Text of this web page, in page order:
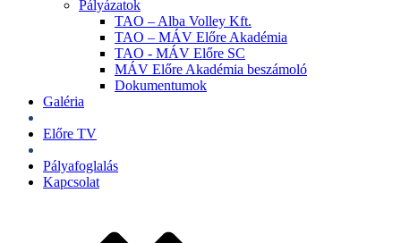
Pályázatok
TAO – Alba Volley Kft.
TAO – MÁV Előre Akadémia
TAO - MÁV Előre SC
MÁV Előre Akadémia beszámoló
Dokumentumok
Galéria
Előre TV
Pályafoglalás
Kapcsolat